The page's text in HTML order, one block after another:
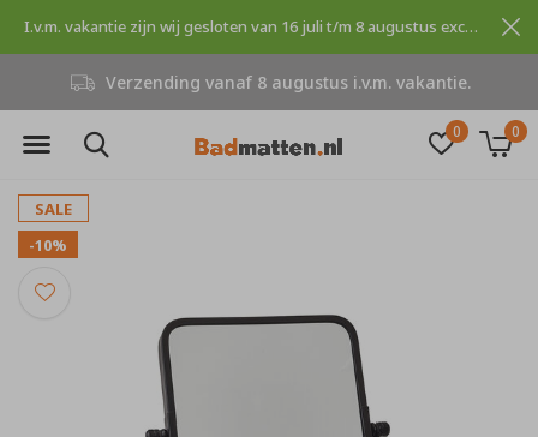
0 0
Verzending vanaf 8 augustus i.v.m. vakantie.
I.v.m. vakantie zijn wij gesloten van 16 juli t/m 8 augustus excuses voor dit ongemak.
SALE
-10%